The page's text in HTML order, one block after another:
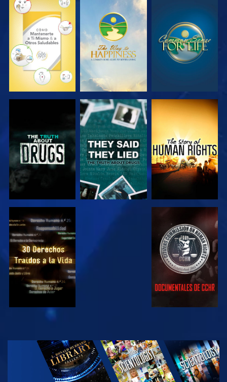
VE VE VE
VE VE
VE VE
VE
EXPLORA LAS
SERIES